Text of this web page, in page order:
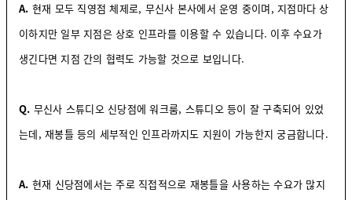
A. 현재 모두 직영점 체제로, 무신사 본사에서 운영 중이며, 지점마다 상
이하지만 일부 지점은 상호 인프라를 이용할 수 있습니다. 이후 수요가
생긴다면 지점 간의 협력도 가능할 것으로 보입니다.
Q. 무신사 스튜디오 신당점에 워크룸, 스튜디오 등이 잘 구축되어 있었
는데, 재봉틀 등의 세부적인 인프라까지도 지원이 가능한지 궁금합니다.
A. 현재 신당점에서는 주로 직접적으로 재봉틀을 사용하는 수요가 많지